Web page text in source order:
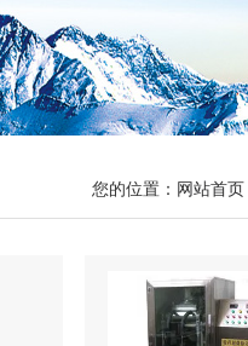
您的位置： 网站首页